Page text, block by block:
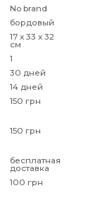
No brand
бордовый
17 x 33 x 32
см
1
30 дней
14 дней
150 грн
150 грн
бесплатная
доставка
100 грн